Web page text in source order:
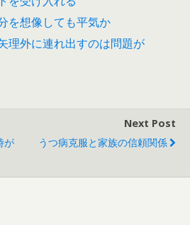
を想像しても平気か
理外に連れ出すのは問題が
が
Next Post
うつ病克服と家族の信頼関係